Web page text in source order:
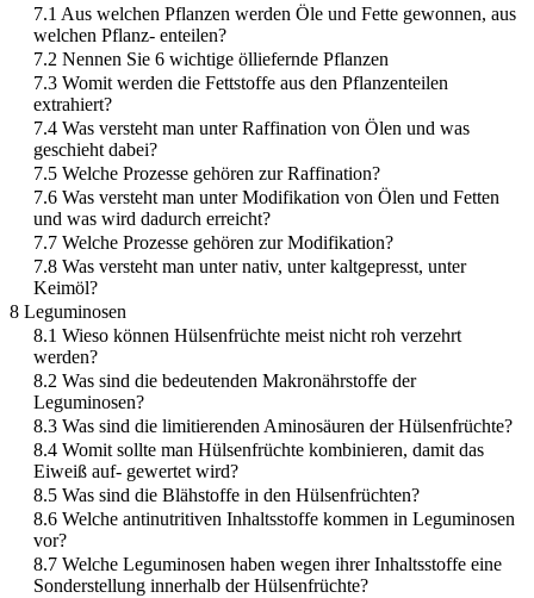
7.1 Aus welchen Pflanzen werden Öle und Fette gewonnen, aus
welchen Pflanz- enteilen?
7.2 Nennen Sie 6 wichtige ölliefernde Pflanzen
7.3 Womit werden die Fettstoffe aus den Pflanzenteilen
extrahiert?
7.4 Was versteht man unter Raffination von Ölen und was
geschieht dabei?
7.5 Welche Prozesse gehören zur Raffination?
7.6 Was versteht man unter Modifikation von Ölen und Fetten
und was wird dadurch erreicht?
7.7 Welche Prozesse gehören zur Modifikation?
7.8 Was versteht man unter nativ, unter kaltgepresst, unter
Keimöl?
8 Leguminosen
8.1 Wieso können Hülsenfrüchte meist nicht roh verzehrt
werden?
8.2 Was sind die bedeutenden Makronährstoffe der
Leguminosen?
8.3 Was sind die limitierenden Aminosäuren der Hülsenfrüchte?
8.4 Womit sollte man Hülsenfrüchte kombinieren, damit das
Eiweiß auf- gewertet wird?
8.5 Was sind die Blähstoffe in den Hülsenfrüchten?
8.6 Welche antinutritiven Inhaltsstoffe kommen in Leguminosen
vor?
8.7 Welche Leguminosen haben wegen ihrer Inhaltsstoffe eine
Sonderstellung innerhalb der Hülsenfrüchte?